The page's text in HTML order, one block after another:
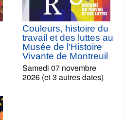
Couleurs, histoire du
travail et des luttes au
Musée de l'Histoire
Vivante de Montreuil
Samedi 07 novembre
2026 (et 3 autres dates)